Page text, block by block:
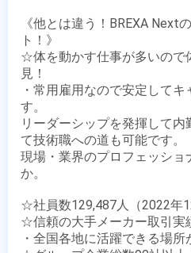
《他とは違う！BREXA Next
ト！》
☆体を動かす仕事が多いので
見！
・常用雇用なので安定して
す。
リーダーシップを発揮して
て技術職への道も可能です。
現場・業界のプロフェッショ
か。
☆社員数129,487人（2022年
☆信頼の大手メーカー取引実
・全国各地に活躍できる場所